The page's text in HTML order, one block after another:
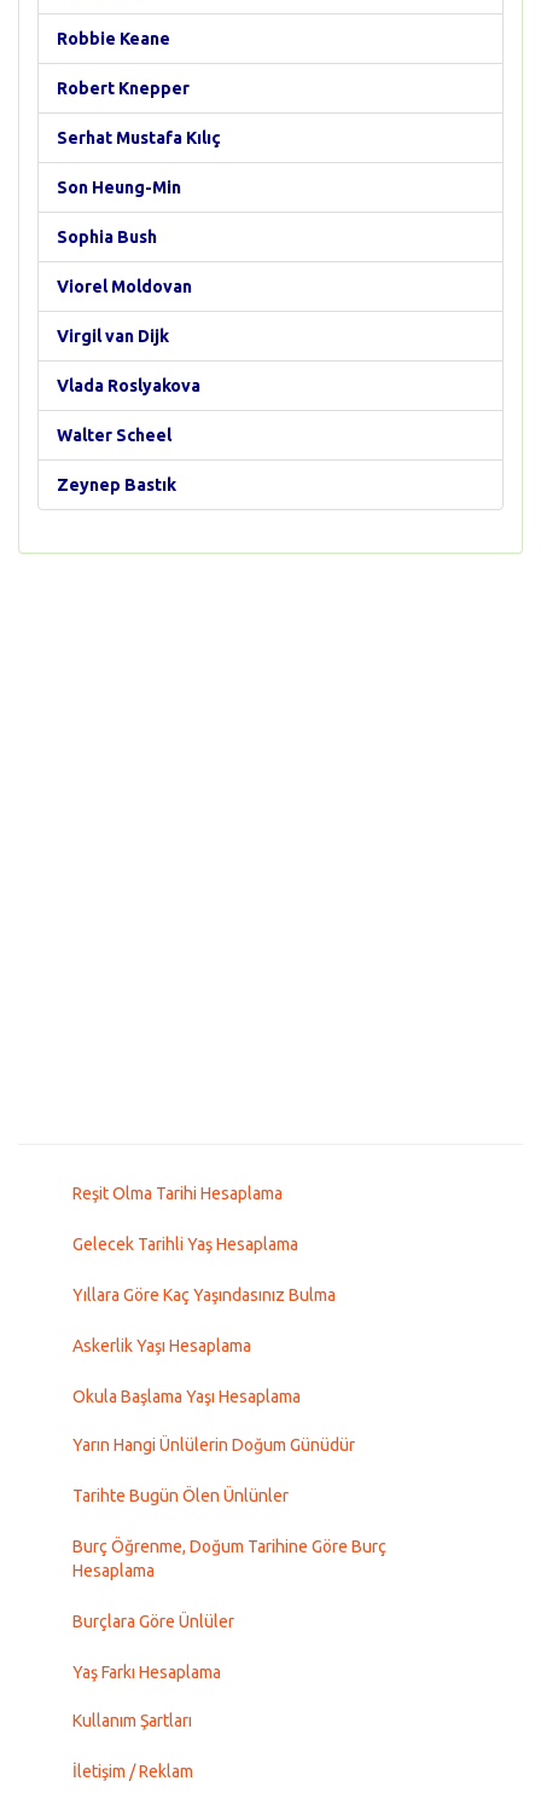
Robbie Keane
Robert Knepper
Serhat Mustafa Kılıç
Son Heung-Min
Sophia Bush
Viorel Moldovan
Virgil van Dijk
Vlada Roslyakova
Walter Scheel
Zeynep Bastık
Reşit Olma Tarihi Hesaplama
Gelecek Tarihli Yaş Hesaplama
Yıllara Göre Kaç Yaşındasınız Bulma
Askerlik Yaşı Hesaplama
Okula Başlama Yaşı Hesaplama
Yarın Hangi Ünlülerin Doğum Günüdür
Tarihte Bugün Ölen Ünlünler
Burç Öğrenme, Doğum Tarihine Göre Burç
Hesaplama
Burçlara Göre Ünlüler
Yaş Farkı Hesaplama
Kullanım Şartları
İletişim / Reklam